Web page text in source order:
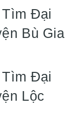
Tìm Đại
Bù Gia
Tìm Đại
Lộc